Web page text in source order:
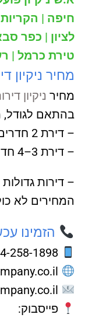
חיפה |
לציון | כפר
טירת כרמל |
מחיר ניקיון
מחיר ניקיון
בהתאם לגודל,
– דירת 2 חדרים: החל מ-1100 ₪
– דירת 3–4 חדרים: החל מ-1400 ₪
– דירות גדולות (5+ חדרים): החל מ-
המחירים לא
הזמינו
פייסבוק: